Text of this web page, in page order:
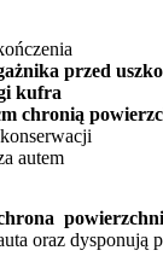
przed
kufra
chronią
autem
oraz dysponują